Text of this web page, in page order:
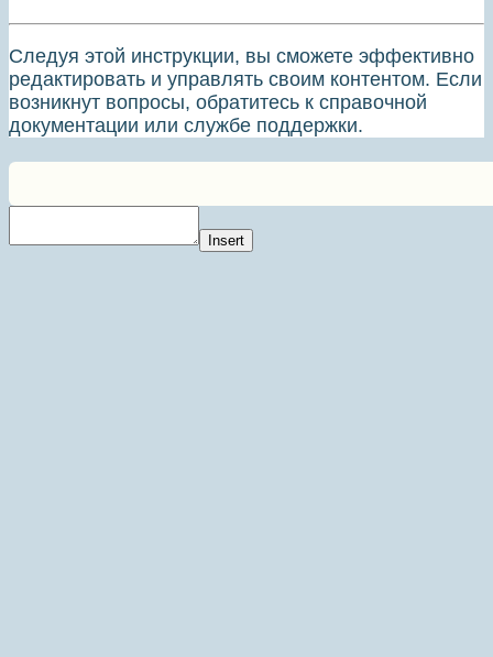
Следуя этой инструкции, вы сможете эффективно
редактировать и управлять своим контентом. Если
возникнут вопросы, обратитесь к справочной
документации или службе поддержки.
Insert